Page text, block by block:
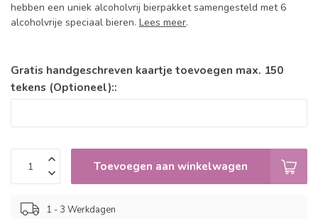
hebben een uniek alcoholvrij bierpakket samengesteld met 6
alcoholvrije speciaal bieren. Lees meer.
Gratis handgeschreven kaartje toevoegen max. 150
tekens (Optioneel)::
Toevoegen aan winkelwagen
1 - 3 Werkdagen